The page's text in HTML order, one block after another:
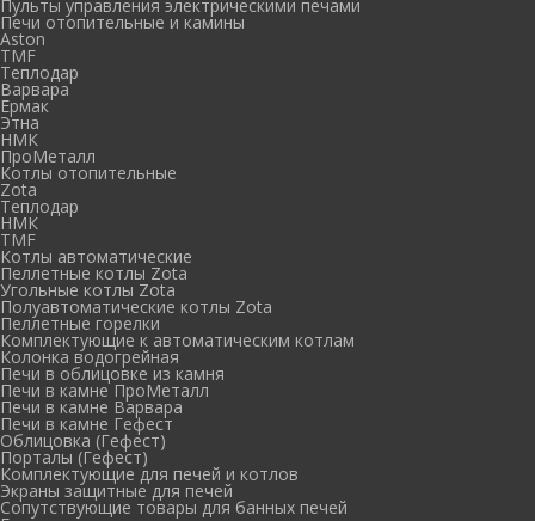
Пульты управления электрическими печами
Печи отопительные и камины
Aston
TMF
Теплодар
Варвара
Ермак
Этна
НМК
ПроМеталл
Котлы отопительные
Zota
Теплодар
НМК
TMF
Котлы автоматические
Пеллетные котлы Zota
Угольные котлы Zota
Полуавтоматические котлы Zota
Пеллетные горелки
Комплектующие к автоматическим котлам
Колонка водогрейная
Печи в облицовке из камня
Печи в камне ПроМеталл
Печи в камне Варвара
Печи в камне Гефест
Облицовка (Гефест)
Порталы (Гефест)
Комплектующие для печей и котлов
Экраны защитные для печей
Сопутствующие товары для банных печей